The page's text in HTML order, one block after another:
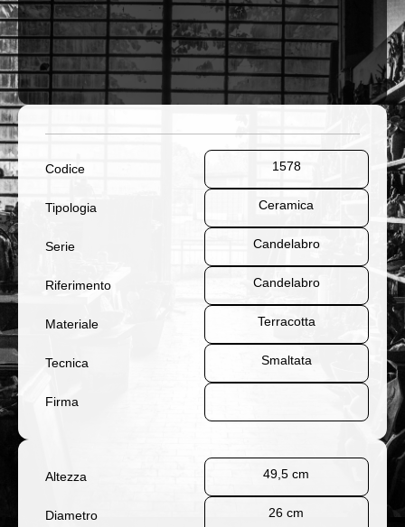
Codice 1578
Tipologia Ceramica
Serie Candelabro
Riferimento Candelabro
Materiale Terracotta
Tecnica Smaltata
Firma
Altezza 49,5 cm
Diametro 26 cm